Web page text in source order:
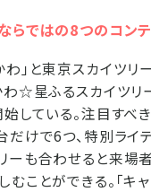
らではの8つのコン
わ」と東京スカイツリ
わ☆星ふるスカイツリ
している。注目すべ
だけで6つ、特別ライ
ーも合わせると来場
むことができる。「キ